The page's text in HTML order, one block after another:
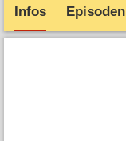
Infos Episoden